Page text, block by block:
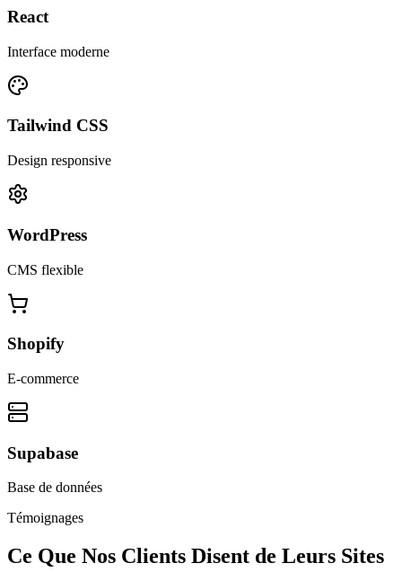
React
Interface moderne
Tailwind CSS
Design responsive
WordPress
CMS flexible
Shopify
E-commerce
Supabase
Base de données
Témoignages
Ce Que Nos Clients Disent de Leurs Sites